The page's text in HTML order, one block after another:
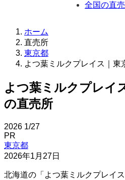
全国の直
ホーム
直売所
東京都
よつ葉ミルクプレイス｜東
よつ葉ミルクプレイ
の直売所
2026 1/27
PR
東京都
2026年1月27日
北海道の「よつ葉ミルクプレイ